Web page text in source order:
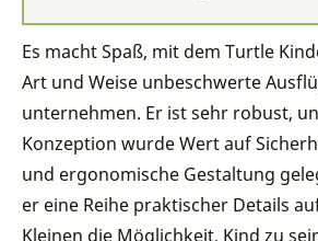
Es macht Spaß, mit dem Turtle
Art und Weise unbeschwerte
unternehmen. Er ist sehr robust,
Konzeption wurde Wert auf
und ergonomische Gestaltung
er eine Reihe praktischer Details
Kleinen die Möglichkeit, Kind zu